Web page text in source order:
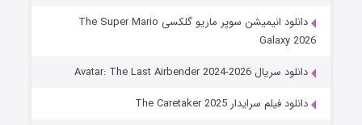
دانلود انیمیشن سوپر ماریو گلکسی The Super Mario
Galaxy 2026
دانلود سریال Avatar: The Last Airbender 2024-2026
دانلود فیلم سرایدار The Caretaker 2025